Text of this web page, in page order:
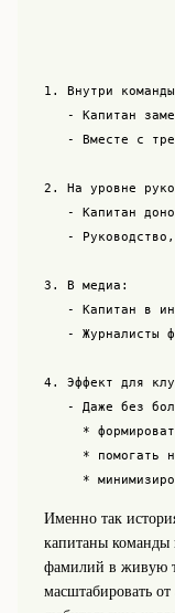
1. Внутри
- Капитан
- Вместе с
2. На уровне
- Капитан
-
3. В медиа:
- Капитан в
- Журналисты
4. Эффект для
- Даже без
*
* помогать
Именно так
капитаны команды
фамилий в живую
масштабировать